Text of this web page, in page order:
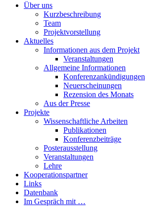
Über uns
Kurzbeschreibung
Team
Projektvorstellung
Aktuelles
Informationen aus dem Projekt
Veranstaltungen
Allgemeine Informationen
Konferenzankündigungen
Neuerscheinungen
Rezension des Monats
Aus der Presse
Projekte
Wissenschaftliche Arbeiten
Publikationen
Konferenzbeiträge
Posterausstellung
Veranstaltungen
Lehre
Kooperationspartner
Links
Datenbank
Im Gespräch mit …